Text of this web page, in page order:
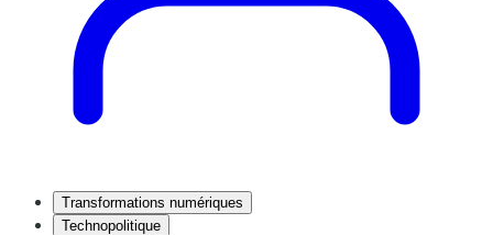
Transformations numériques
Technopolitique